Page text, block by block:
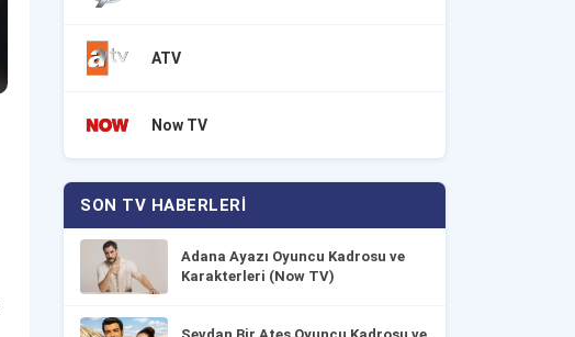
ATV
Now TV
SON TV HABERLERI
Adana Ayazı Oyuncu Kadrosu ve
Karakterleri (Now TV)